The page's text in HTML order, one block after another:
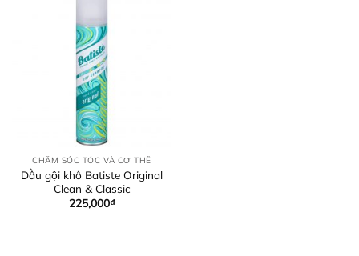
CHĂM SÓC TÓC VÀ CƠ THỂ
Dầu gội khô Batiste Original
Clean & Classic
225,000₫